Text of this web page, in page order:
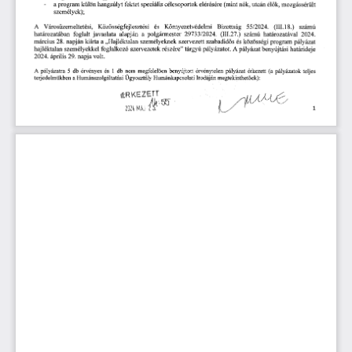
-
a program különhangsúlyt fektet speciális célcsoportok elérésére (mint nők, utcánélők, mozgássérült
személyek);
A Városüzemeltetési, Közösségfejlesztési és Környezetvédelmi Bizottság 55/2024. (III.18.)
számú
határozatában foglalt javaslata alapján a polgármester 29733/2024. (III.27.) számú határozatával 2024.
március 28. napján kiírta a „Hajléktalan személyeknek szervezett szabadidős és közösségi program pályázat
hajléktalan személyekkel foglalkozó szervezetek részére” tárgyú pályázatot. A pályázatbenyújtási határideje
2024. április 29. napjavolt.
A pályázatra 5 db érvényes és 1 db nem megfelelően benyújtott érvénytelen pályázat érkezett (a pályázatok teljes
terjedelmükben a Humánszolgáltatási Ügyosztály Humánkapcsolati Irodáján megtekinthetőek):
ÉRKEZETT
202^ MÁJ